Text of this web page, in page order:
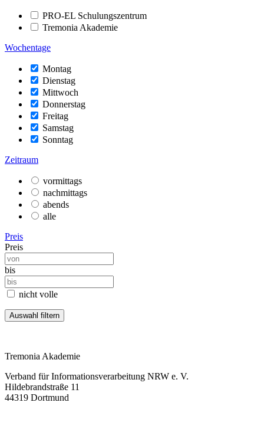
PRO-EL Schulungszentrum
Tremonia Akademie
Wochentage
Montag
Dienstag
Mittwoch
Donnerstag
Freitag
Samstag
Sonntag
Zeitraum
vormittags
nachmittags
abends
alle
Preis
Preis
bis
nicht volle
Tremonia Akademie
Verband für Informationsverarbeitung NRW e. V.
Hildebrandstraße 11
44319 Dortmund